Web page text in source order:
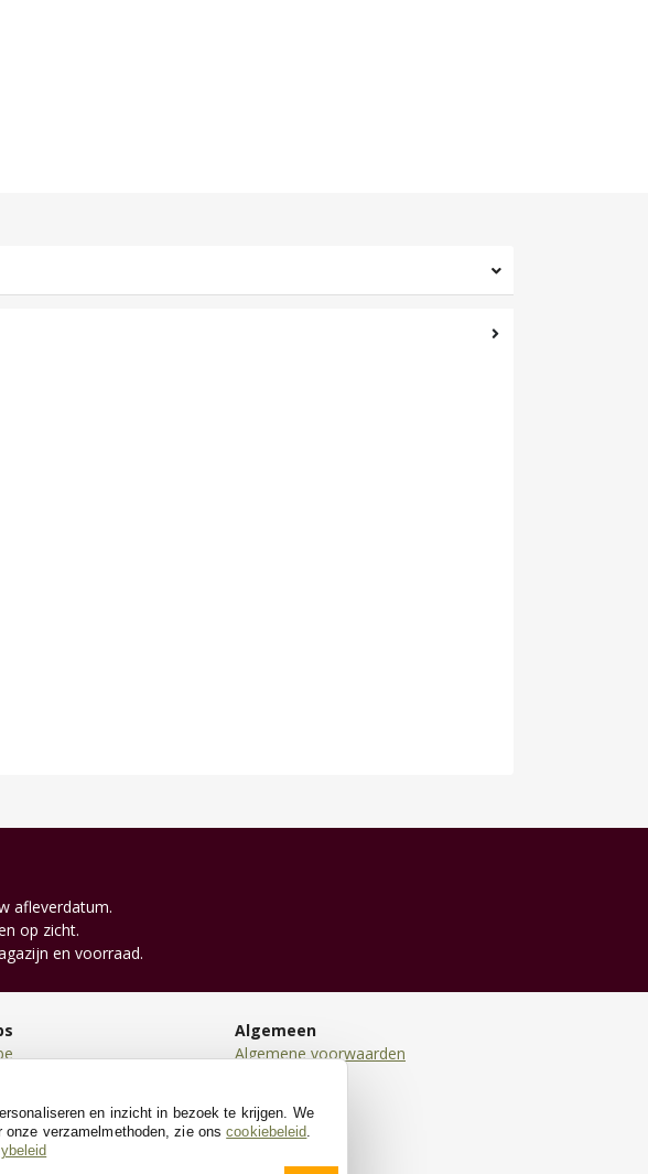
afleverdatum.
op zicht.
en voorraad.
Algemeen
Algemene voorwaarden
Cookies
en inzicht in bezoek te krijgen. We
onze verzamelmethoden, zie onscookiebeleid